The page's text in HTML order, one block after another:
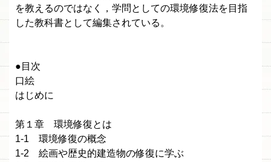
を教えるのではなく，学問としての環境修復法を目指
した教科書として編集されている。
●目次
口絵
はじめに
第１章 環境修復とは
1-1 環境修復の概念
1-2 絵画や歴史的建造物の修復に学ぶ